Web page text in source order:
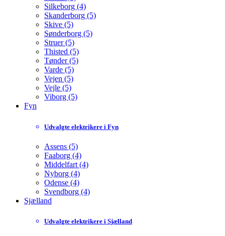
Silkeborg (4)
Skanderborg (5)
Skive (5)
Sønderborg (5)
Struer (5)
Thisted (5)
Tønder (5)
Varde (5)
Vejen (5)
Vejle (5)
Viborg (5)
Fyn
Udvalgte elektrikere i Fyn
Assens (5)
Faaborg (4)
Middelfart (4)
Nyborg (4)
Odense (4)
Svendborg (4)
Sjælland
Udvalgte elektrikere i Sjælland